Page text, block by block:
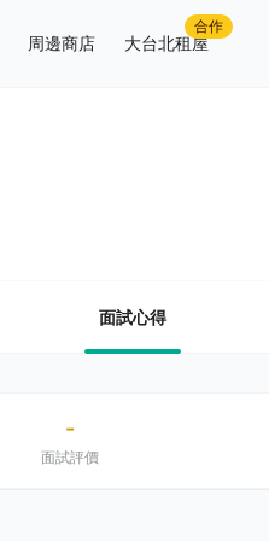
周邊商店 大台北租屋
合作
面試心得
-
面試評價